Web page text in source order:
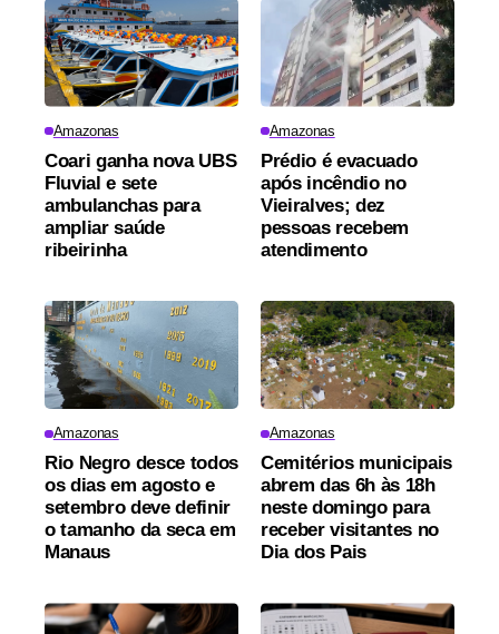
Amazonas
Coari ganha nova UBS
Fluvial e sete
ambulanchas para
ampliar saúde
ribeirinha
Amazonas
Prédio é evacuado
após incêndio no
Vieiralves; dez
pessoas recebem
atendimento
Amazonas
Rio Negro desce todos
os dias em agosto e
setembro deve definir
o tamanho da seca em
Manaus
Amazonas
Cemitérios municipais
abrem das 6h às 18h
neste domingo para
receber visitantes no
Dia dos Pais